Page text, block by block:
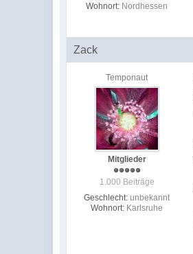
Wohnort: Nordhessen
Zack
Temponaut
Mitglieder
1.000 Beiträge
Geschlecht: unbekannt
Wohnort: Karlsruhe